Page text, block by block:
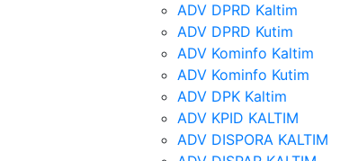
ADV DPRD Kaltim
ADV DPRD Kutim
ADV Kominfo Kaltim
ADV Kominfo Kutim
ADV DPK Kaltim
ADV KPID KALTIM
ADV DISPORA KALTIM